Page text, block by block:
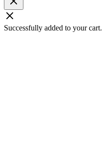
Successfully added to your cart.